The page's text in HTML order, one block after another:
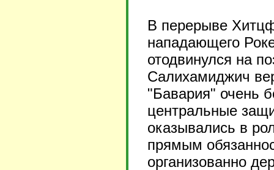
В перерыве
нападающего
отодвинулся на
Салихамиджич
"Бавария" очень
центральные
оказывались в
прямым
организованно